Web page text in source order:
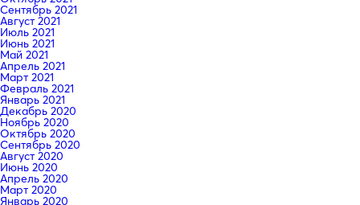
Сентябрь 2021
Август 2021
Июль 2021
Июнь 2021
Май 2021
Апрель 2021
Март 2021
Февраль 2021
Январь 2021
Декабрь 2020
Ноябрь 2020
Октябрь 2020
Сентябрь 2020
Август 2020
Июнь 2020
Апрель 2020
Март 2020
Январь 2020